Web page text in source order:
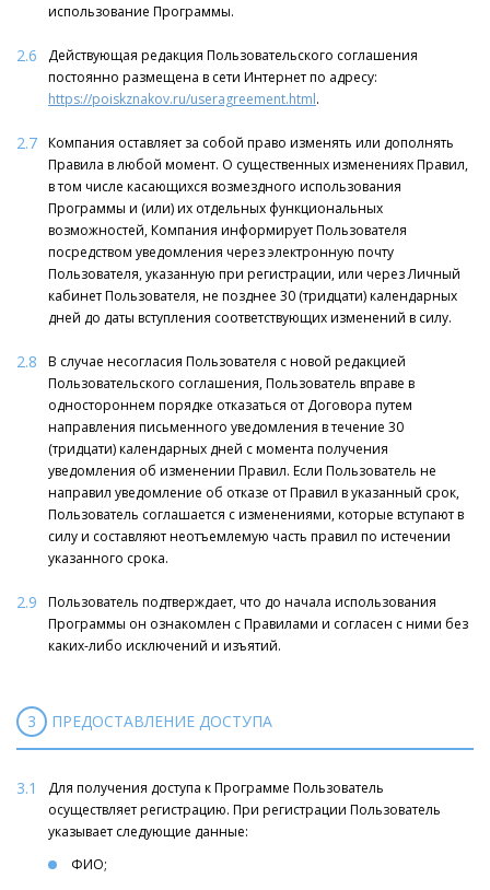
использование Программы.
2.6
Действующая редакция Пользовательского соглашения
постоянно размещена в сети Интернет по адресу:
https://poiskznakov.ru/useragreement.html.
2.7 Компания оставляет за собой право изменять или дополнять
Правила в любой момент. О существенных изменениях Правил,
в том числе касающихся возмездного использования
Программы и (или) их отдельных функциональных
возможностей, Компания информирует Пользователя
посредством уведомления через электронную почту
Пользователя, указанную при регистрации, или через Личный
кабинет Пользователя, не позднее 30 (тридцати) календарных
дней до даты вступления соответствующих изменений в силу.
2.8
В случае несогласия Пользователя с новой редакцией
Пользовательского соглашения, Пользователь вправе в
одностороннем порядке отказаться от Договора путем
направления письменного уведомления в течение 30
(тридцати) календарных дней с момента получения
уведомления об изменении Правил. Если Пользователь не
направил уведомление об отказе от Правил в указанный срок,
Пользователь соглашается с изменениями, которые вступают в
силу и составляют неотъемлемую часть правил по истечении
указанного срока.
2.9
Пользователь подтверждает, что до начала использования
Программы он ознакомлен с Правилами и согласен с ними без
каких-либо исключений и изъятий.
3 ПРЕДОСТАВЛЕНИЕ ДОСТУПА
3.1
Для получения доступа к Программе Пользователь
осуществляет регистрацию. При регистрации Пользователь
указывает следующие данные:
ФИО;